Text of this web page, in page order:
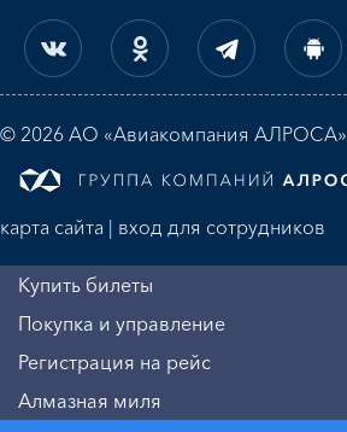
© 2026 АО «Авиакомпания АЛРОСА»
карта сайта | вход для сотрудников
Купить билеты
Покупка и управление
Регистрация на рейс
Алмазная миля